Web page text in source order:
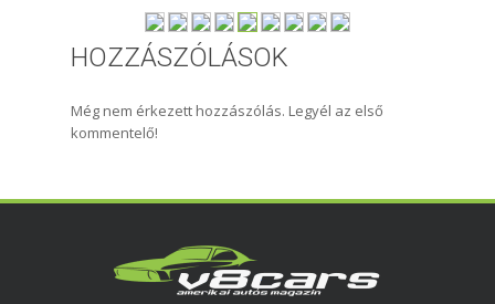
HOZZÁSZÓLÁSOK
Még nem érkezett hozzászólás. Legyél az első
kommentelő!